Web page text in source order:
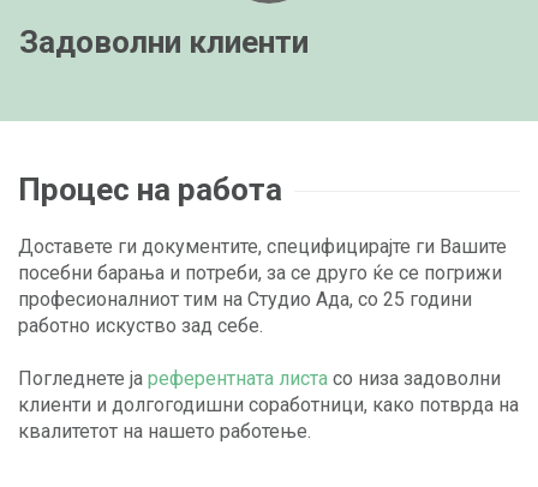
Задоволни клиенти
Процес на работа
Доставете ги документите, специфицирајте ги Вашите
посебни барања и потреби, за се другo ќе се погрижи
професионалниот тим на Студио Ада, со 25 години
работно искуство зад себе.
Погледнете ја референтната листа со низа задоволни
клиенти и долгогодишни соработници, како потврда на
квалитетот на нашето работење.